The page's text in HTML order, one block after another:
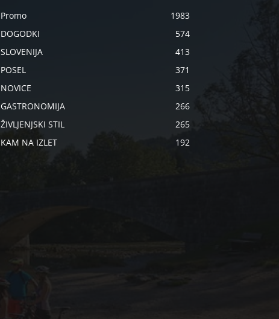
Promo
1983
DOGODKI
574
SLOVENIJA
413
POSEL
371
NOVICE
315
GASTRONOMIJA
266
ŽIVLJENJSKI STIL
265
KAM NA IZLET
192